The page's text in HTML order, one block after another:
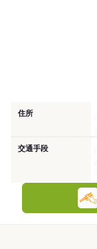
住所
交通手段